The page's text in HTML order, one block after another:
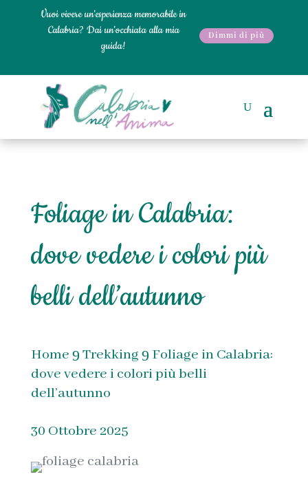
Vuoi vivere un'esperienza memorabile in
Calabria? Dai un'occhiata alla mia
guida!
Dimmi di più
Foliage in Calabria:
dove vedere i colori più
belli dell’autunno
Home 9 Trekking 9 Foliage in Calabria:
dove vedere i colori più belli
dell’autunno
30 Ottobre 2025